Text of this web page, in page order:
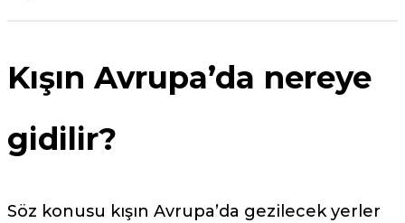
Kışın Avrupa’da nereye
gidilir?
Söz konusu kışın Avrupa’da gezilecek yerler